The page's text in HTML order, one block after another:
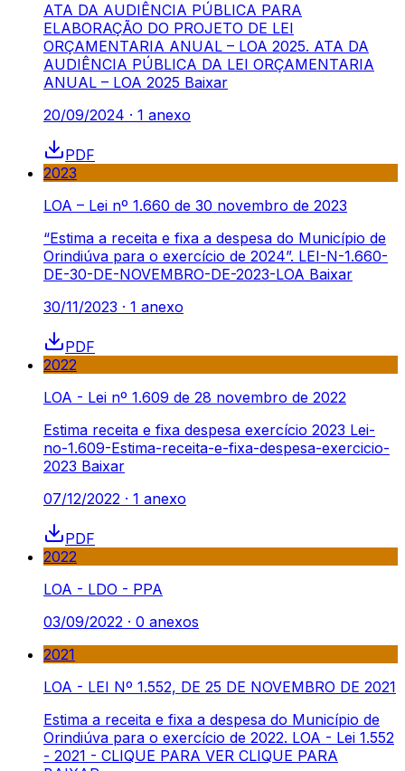
ATA DA AUDIÊNCIA PÚBLICA PARA
ELABORAÇÃO DO PROJETO DE LEI
ORÇAMENTARIA ANUAL – LOA 2025. ATA DA
AUDIÊNCIA PÚBLICA DA LEI ORÇAMENTARIA
ANUAL – LOA 2025 Baixar
20/09/2024 · 1 anexo
PDF
2023
LOA – Lei nº 1.660 de 30 novembro de 2023
“Estima a receita e fixa a despesa do Município de
Orindiúva para o exercício de 2024”. LEI-N-1.660-
DE-30-DE-NOVEMBRO-DE-2023-LOA Baixar
30/11/2023 · 1 anexo
PDF
2022
LOA - Lei nº 1.609 de 28 novembro de 2022
Estima receita e fixa despesa exercício 2023 Lei-
no-1.609-Estima-receita-e-fixa-despesa-exercicio-
2023 Baixar
07/12/2022 · 1 anexo
PDF
2022
LOA - LDO - PPA
03/09/2022 · 0 anexos
2021
LOA - LEI Nº 1.552, DE 25 DE NOVEMBRO DE 2021
Estima a receita e fixa a despesa do Município de
Orindiúva para o exercício de 2022. LOA - Lei 1.552
- 2021 - CLIQUE PARA VER CLIQUE PARA